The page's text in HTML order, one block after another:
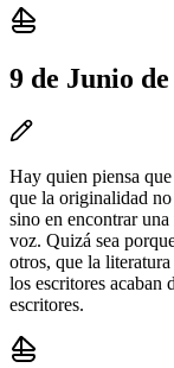
9 de Junio de
Hay quien piensa
que la originalidad
sino en encontrar
voz. Quizá sea
otros, que la
los escritores acaban
escritores.